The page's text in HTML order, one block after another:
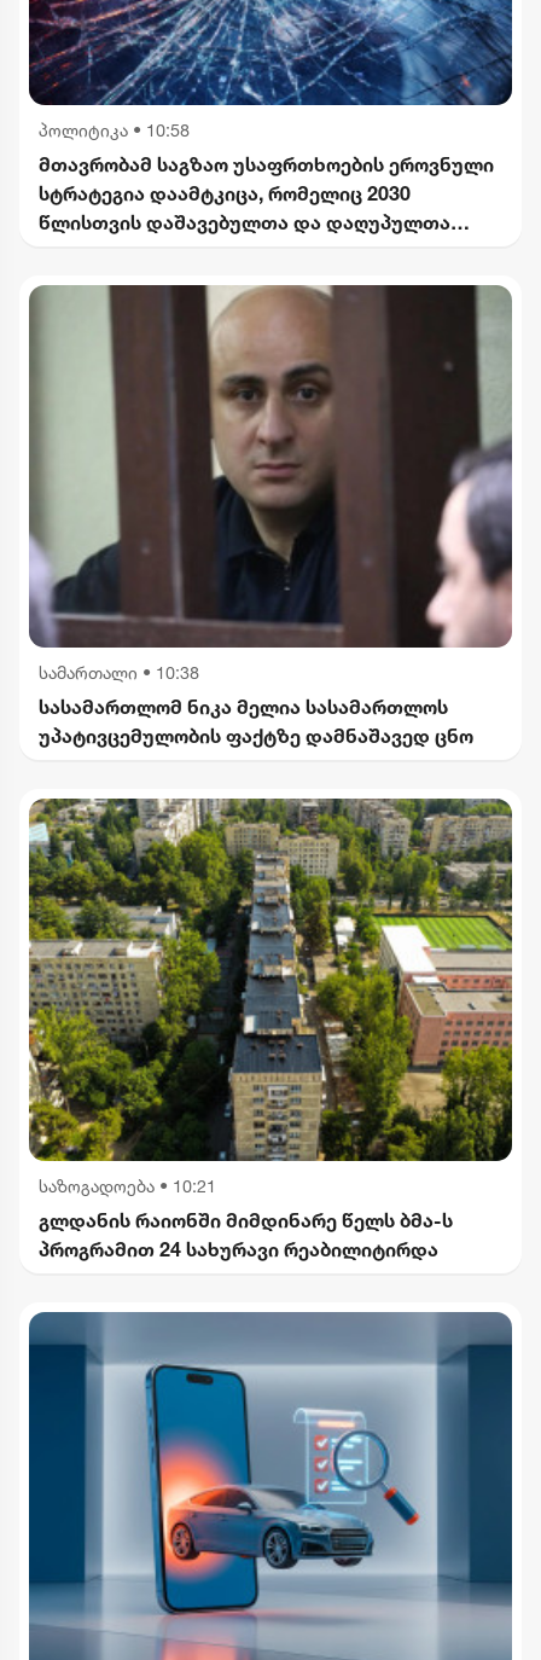
პოლიტიკა • 10:58
მთავრობამ საგზაო უსაფრთხოების ეროვნული
სტრატეგია დაამტკიცა, რომელიც 2030
წლისთვის დაშავებულთა და დაღუპულთა
ითვალისწინებს
სამართალი • 10:38
სასამართლომ ნიკა მელია სასამართლოს
უპატივცემულობის ფაქტზე დამნაშავედ ცნო
საზოგადოება • 10:21
გლდანის რაიონში მიმდინარე წელს ბმა-ს
პროგრამით 24 სახურავი რეაბილიტირდა